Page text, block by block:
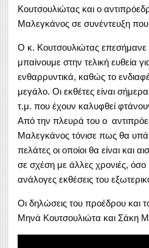
Κουτσουλιώτας και ο
Μαλεγκάνος σε συνέντευξη
Ο κ. Κουτσουλιώτας επεσήμανε
μπαίνουμε στην τελική ευθεία
ενθαρρυντικά, καθώς το
μεγάλο. Οι εκθέτες είναι
τ.μ. που έχουν καλυφθεί
Από την πλευρά του ο
Μαλεγκάνος τόνισε πως θα
πελάτες οι οποίοι θα είναι και
σε σχέση με άλλες χρονιές, όσο
ανάλογες εκθέσεις του
Οι δηλώσεις του προέδρου και
Μηνά Κουτσουλιώτα και Σάκη